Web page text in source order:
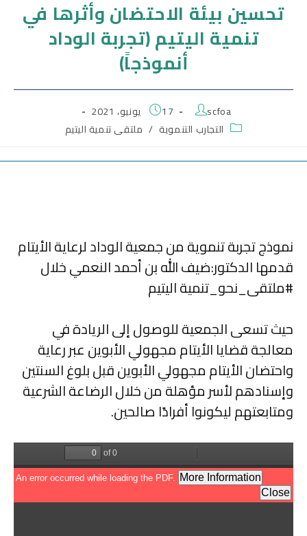
تحسين بيئة الاحتضان وأثرها في
تنمية اليتيم (تجربة الوداد
أنموذجاً)
scfoa
17 يونيو، 2021
التجارب التنموية / ملتقى تنمية اليتيم
نموذج تجربة تنموية من جمعية الوداد لرعاية الأيتام
قدمها الدكتور:ضيف الله بن أحمد النعمي خلال
#ملتقى_نحو_تنمية اليتيم
حيث تسعى الجمعية للوصول إلى الريادة في
معالجة قضايا الأيتام مجهولي الأبوين عبر رعاية
واحتضان الأيتام مجهولي الأبوين قبل بلوغ السنتين
وإسنادهم لأسر مؤهلة من خلال الرضاعة الشرعية
ومتابعتهم ليكونوا أفرادًا صالحين.